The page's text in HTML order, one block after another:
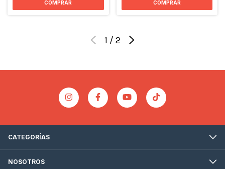
1 / 2
CATEGORÍAS
NOSOTROS